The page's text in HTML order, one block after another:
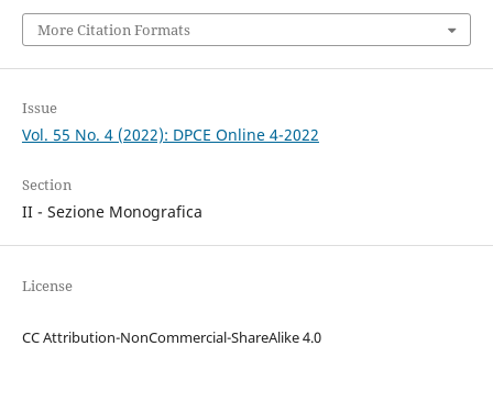
More Citation Formats
Issue
Vol. 55 No. 4 (2022): DPCE Online 4-2022
Section
II - Sezione Monografica
License
CC Attribution-NonCommercial-ShareAlike 4.0